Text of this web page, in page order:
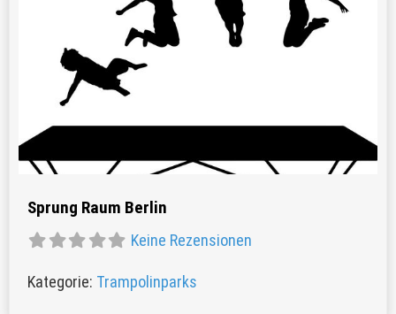
Sprung Raum Berlin
Keine Rezensionen
Kategorie: Trampolinparks